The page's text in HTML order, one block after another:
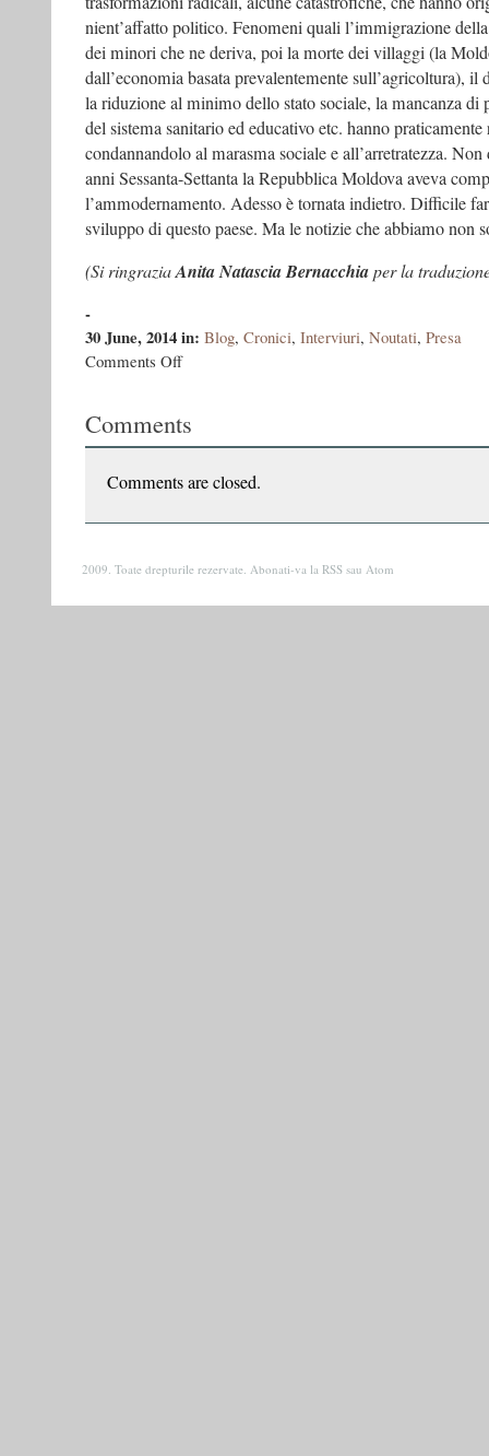
nient’affatto politico. Fenomeni quali l’immigrazione
dei minori che ne deriva, poi la morte dei villaggi (la
dall’economia basata prevalentemente sull’agricoltura), il
la riduzione al minimo dello stato sociale, la mancanza di
del sistema sanitario ed educativo etc. hanno
condannandolo al marasma sociale e all’arretratezza.
anni Sessanta-Settanta la Repubblica Moldova aveva
l’ammodernamento. Adesso è tornata indietro. Difficile
sviluppo di questo paese. Ma le notizie che abbiamo non
(Si ringraziaAnita Natascia Bernacchiaper la
-
30 June, 2014in: Blog, Cronici, Interviuri, Noutati, Presa
Comments Offon
Comments
Comments are closed.
2009. Toate drepturile rezervate. Abonati-va la RSS sau Atom